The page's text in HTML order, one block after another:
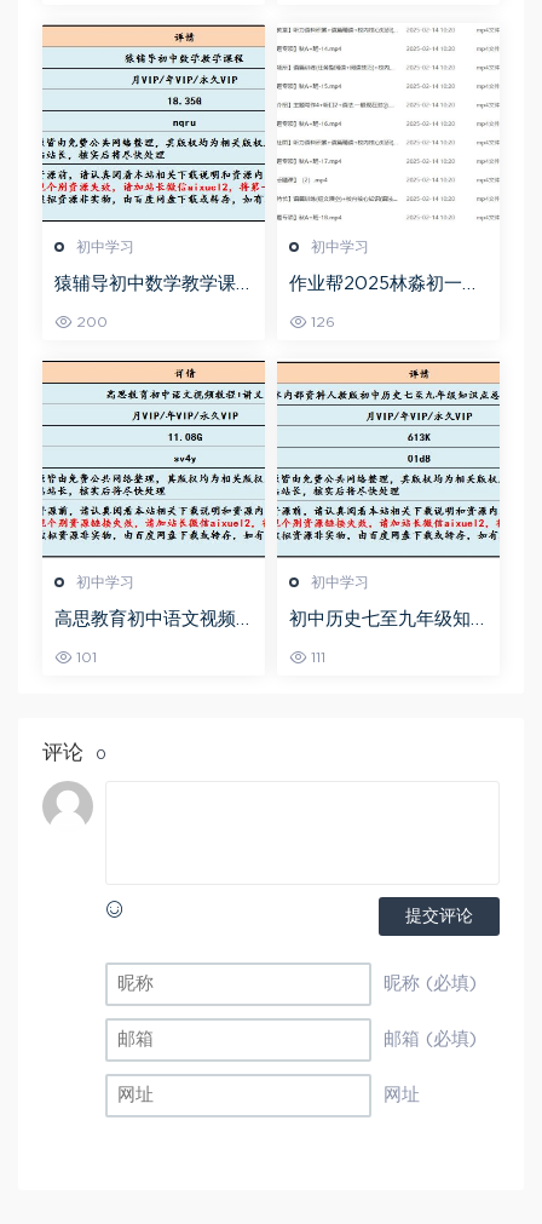
初中学习
猿辅导初中数学教学课
35G百度网盘资源打包下
200
初中学习
作业帮2025林淼初一英
126
初中学习
高思教育初中语文视频
全部课程
101
初中学习
初中历史七至九年级知
衡水内部资料人教版，
111
评论 0
提交评论
昵称 (必填)
邮箱 (必填)
网址